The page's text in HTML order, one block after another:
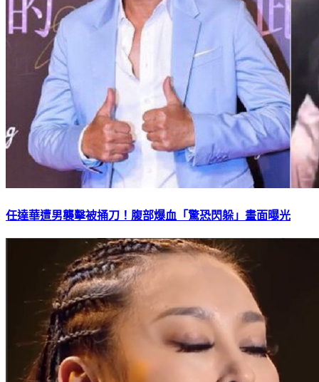
任達華遭男襲擊被捅刀！腹部爆血「驚恐閃躲」畫面曝光